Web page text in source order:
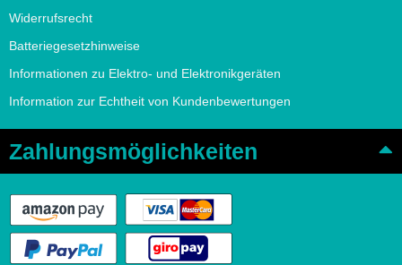
Widerrufsrecht
Batteriegesetzhinweise
Informationen zu Elektro- und Elektronikgeräten
Information zur Echtheit von Kundenbewertungen
Zahlungsmöglichkeiten